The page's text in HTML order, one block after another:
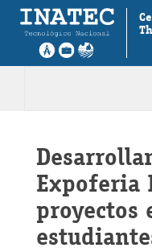
Expoferia
proyectos